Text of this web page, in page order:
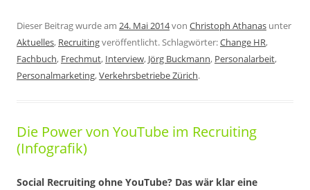
Dieser Beitrag wurde am 24. Mai 2014von Christoph Athanas unter
Aktuelles, Recruitingveröffentlicht. Schlagwörter:Change HR,
Fachbuch, Frechmut, Interview, Jörg Buckmann, Personalarbeit,
Personalmarketing,Verkehrsbetriebe Zürich.
Die Power von YouTube im Recruiting
(Infografik)
Social Recruiting ohne YouTube? Das wär klar eine